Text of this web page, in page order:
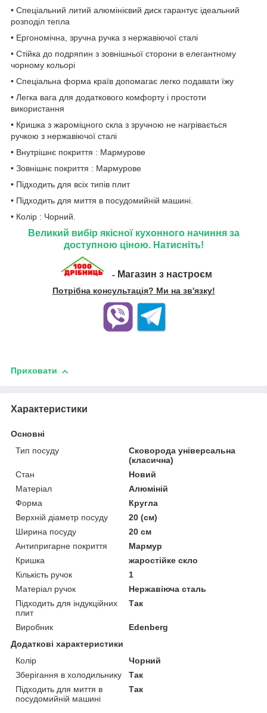
• Спеціальний литий алюмінієвий диск гарантує ідеальний
розподіл тепла
• Ергономічна, зручна ручка з нержавіючої сталі
• Стійка до подряпин з зовнішньої сторони в елегантному
чорному кольорі
• Спеціальна форма країв допомагає легко подавати їжу
• Легка вага для додаткового комфорту і простоти
використання
• Кришка з жароміцного скла з зручною не нагрівається
ручкою з нержавіючої сталі
• Внутрішнє покриття : Мармурове
• Зовнішнє покриття : Мармурове
• Підходить для всіх типів плит
• Підходить для миття в посудомийній машині.
• Колір : Чорний.
Великий вибір якісної кухонного начиння за
доступною ціною. Натисніть!
- Магазин з настроєм
Потрібна консультація? Ми на зв'язку!
Приховати
Характеристики
Основні
Тип посуду
Сковорода універсальна
(класична)
Стан
Новий
Матеріал
Алюміній
Форма
Кругла
Верхній діаметр посуду
20 (см)
Ширина посуду
20 см
Антипригарне покриття
Мармур
Кришка
жаростійке скло
Кількість ручок
1
Матеріал ручок
Нержавіюча сталь
Підходить для індукційних
плит
Так
Виробник
Edenberg
Додаткові характеристики
Колір
Чорний
Зберігання в холодильнику
Так
Підходить для миття в
посудомийній машині
Так